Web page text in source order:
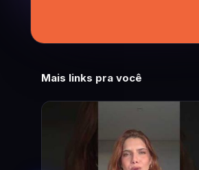
Mais links pra você